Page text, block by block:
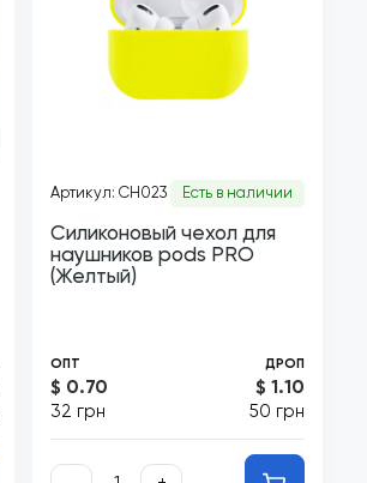
Артикул: CH023 Есть в наличии
Силиконовый чехол для
наушников pods PRO
(Желтый)
ОПТ
$ 0.70
32 грн
ДРОП
$ 1.10
50 грн